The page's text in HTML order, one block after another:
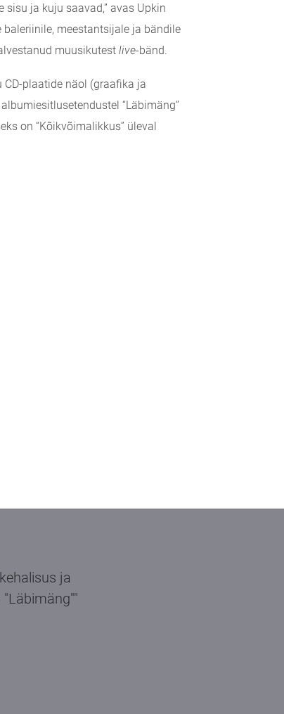
ja kuju saavad,” avas Upkin
meestantsijale ja bändile
muusikutest live-bänd.
plaatide näol (graafika ja
“Läbimäng”
on “Kõikvõimalikkus” üleval
ja